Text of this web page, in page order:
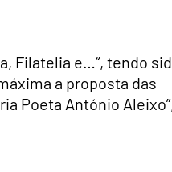
Filatelia e…“, tendo
a proposta das
Poeta António